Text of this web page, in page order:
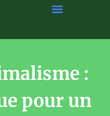
:
pour un